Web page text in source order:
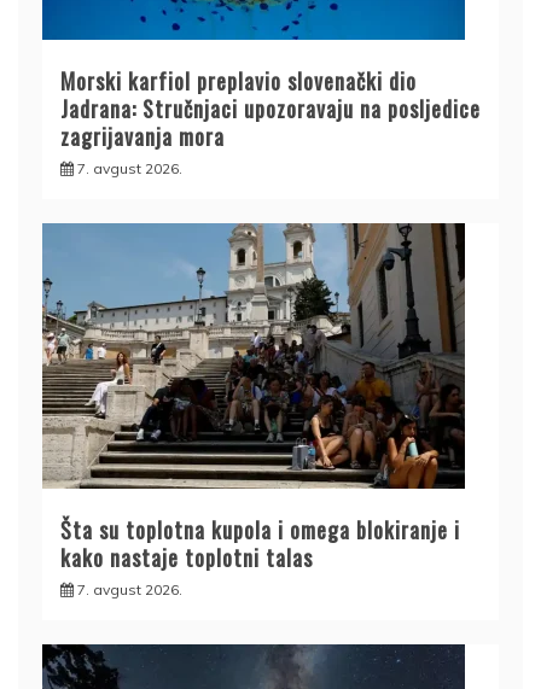
Morski karfiol preplavio slovenački dio
Jadrana: Stručnjaci upozoravaju na posljedice
zagrijavanja mora
7. avgust 2026.
Šta su toplotna kupola i omega blokiranje i
kako nastaje toplotni talas
7. avgust 2026.